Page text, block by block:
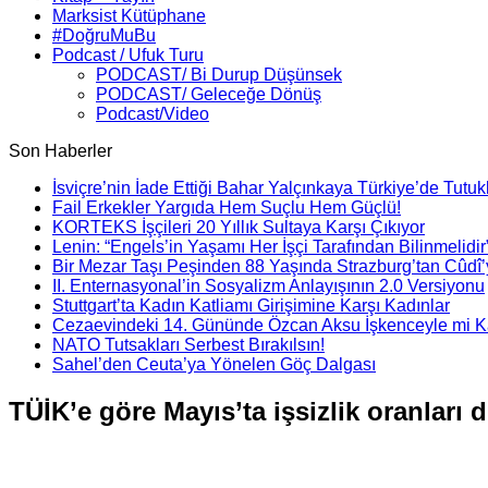
Marksist Kütüphane
#DoğruMuBu
Podcast / Ufuk Turu
PODCAST/ Bi Durup Düşünsek
PODCAST/ Geleceğe Dönüş
Podcast/Video
Son Haberler
İsviçre’nin İade Ettiği Bahar Yalçınkaya Türkiye’de
Fail Erkekler Yargıda Hem Suçlu Hem Güçlü!
KORTEKS İşçileri 20 Yıllık Sultaya Karşı Çıkıyor
Lenin: “Engels’in Yaşamı Her İşçi Tarafından
Bir Mezar Taşı Peşinden 88 Yaşında Strazburg’tan
II. Enternasyonal’in Sosyalizm Anlayışının 2.0 Versiyonu
Stuttgart’ta Kadın Katliamı Girişimine Karşı Kadınlar
Cezaevindeki 14. Gününde Özcan Aksu İşkenceyle mi
NATO Tutsakları Serbest Bırakılsın!
Sahel’den Ceuta’ya Yönelen Göç Dalgası
TÜİK’e göre Mayıs’ta işsizlik oranları